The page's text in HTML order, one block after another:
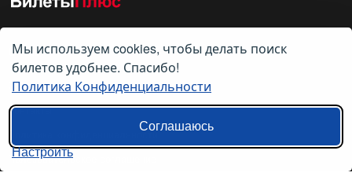
О нас
О компании
Контакты
Пользовательское соглашение
Мы используем cookies, чтобы делать поиск
билетов удобнее. Спасибо!
Политика Конфиденциальности
Соглашаюсь
Настроить